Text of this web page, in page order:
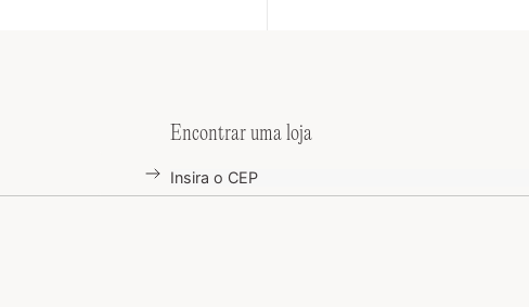
Encontrar uma loja